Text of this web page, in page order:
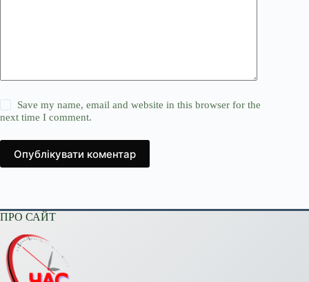
Save my name, email and website in this browser for the
next time I comment.
Опублікувати коментар
ПРО САЙТ